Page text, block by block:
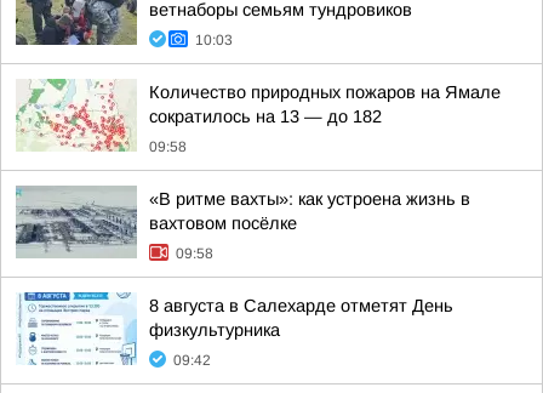
ветнаборы семьям тундровиков
10:03
Количество природных пожаров на Ямале
сократилось на 13 — до 182
09:58
«В ритме вахты»: как устроена жизнь в
вахтовом посёлке
09:58
8 августа в Салехарде отметят День
физкультурника
09:42